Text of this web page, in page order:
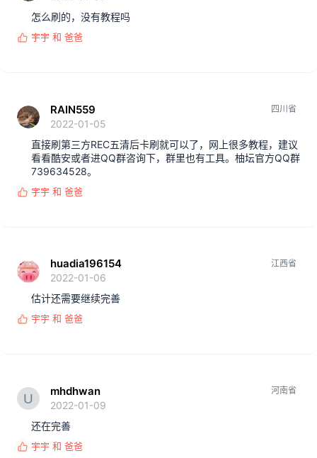
怎么刷的，没有教程吗
反 宇宇 和 爸爸
RAIN559
2022-01-05
四川省
直接刷第三方REC五清后卡刷就可以了，网上很多教程，建议
看看酷安或者进QQ群咨询下，群里也有工具。柚坛官方QQ群
739634528。
反 宇宇 和 爸爸
huadia196154
2022-01-06
江西省
估计还需要继续完善
反 宇宇 和 爸爸
mhdhwan
2022-01-09
河南省
还在完善
反 宇宇 和 爸爸